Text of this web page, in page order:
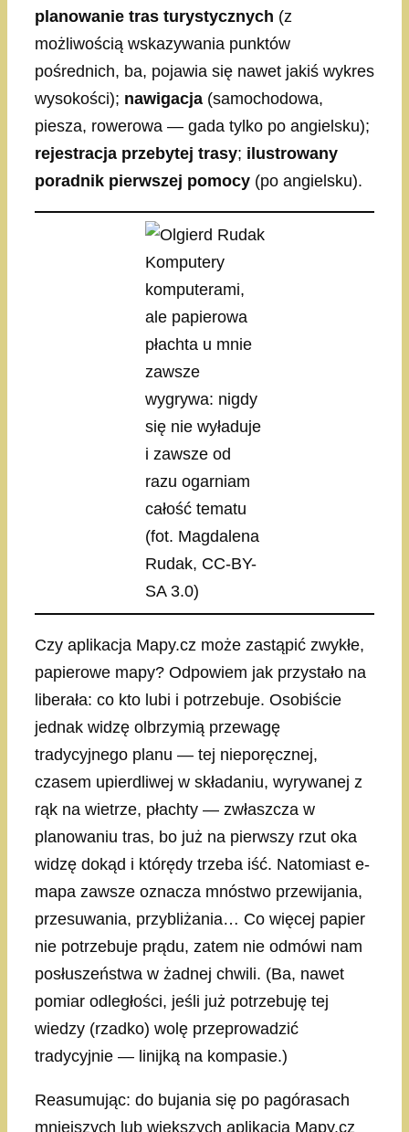
planowanie tras turystycznych (z
możliwością wskazywania punktów
pośrednich, ba, pojawia się nawet jakiś wykres
wysokości); nawigacja (samochodowa,
piesza, rowerowa — gada tylko po angielsku);
rejestracja przebytej trasy; ilustrowany
poradnik pierwszej pomocy (po angielsku).
Komputery
komputerami,
ale papierowa
płachta u mnie
zawsze
wygrywa: nigdy
się nie wyładuje
i zawsze od
razu ogarniam
całość tematu
(fot. Magdalena
Rudak, CC-BY-
SA 3.0)
Czy aplikacja Mapy.cz może zastąpić zwykłe,
papierowe mapy? Odpowiem jak przystało na
liberała: co kto lubi i potrzebuje. Osobiście
jednak widzę olbrzymią przewagę
tradycyjnego planu — tej nieporęcznej,
czasem upierdliwej w składaniu, wyrywanej z
rąk na wietrze, płachty — zwłaszcza w
planowaniu tras, bo już na pierwszy rzut oka
widzę dokąd i którędy trzeba iść. Natomiast e-
mapa zawsze oznacza mnóstwo przewijania,
przesuwania, przybliżania… Co więcej papier
nie potrzebuje prądu, zatem nie odmówi nam
posłuszeństwa w żadnej chwili. (Ba, nawet
pomiar odległości, jeśli już potrzebuję tej
wiedzy (rzadko) wolę przeprowadzić
tradycyjnie — linijką na kompasie.)
Reasumując: do bujania się po pagórasach
mniejszych lub większych aplikacja Mapy.cz